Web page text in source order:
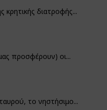
κρητικής διατροφής...
προσφέρουν) οι...
το νηστήσιμο...